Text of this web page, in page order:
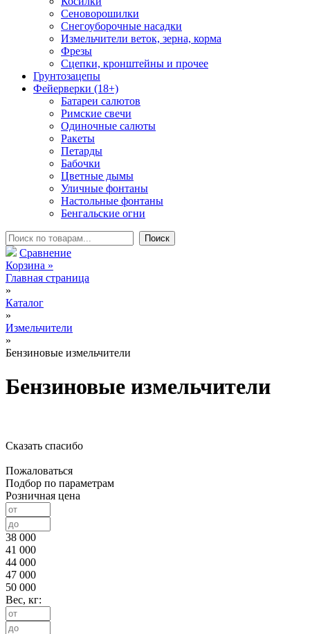
Сеноворошилки
Снегоуборочные насадки
Измельчители веток, зерна, корма
Фрезы
Сцепки, кронштейны и прочее
Грунтозацепы
Фейерверки (18+)
Батареи салютов
Римские свечи
Одиночные салюты
Ракеты
Петарды
Бабочки
Цветные дымы
Уличные фонтаны
Настольные фонтаны
Бенгальские огни
Сравнение
Корзина »
Главная страница
»
Каталог
»
Измельчители
»
Бензиновые измельчители
Бензиновые измельчители
Сказать спасибо
Пожаловаться
Подбор по параметрам
Розничная цена
38 000
41 000
44 000
47 000
50 000
Вес, кг: